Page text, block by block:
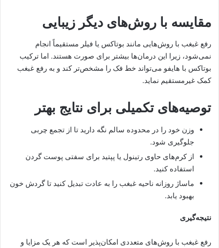
مقایسه با روش‌های دیگر زیبایی
رفع غبغب با روش‌هایی مانند بوتاکس یا فیلر مستقیماً انجام
نمی‌شود، زیرا این درمان‌ها بیشتر برای صورت هستند. اما ترکیب
بوتاکس با هایفو می‌تواند خط فک را مشخص‌تر کند و به رفع غبغب
کمک غیرمستقیم نماید.
توصیه‌های تکمیلی برای نتایج بهتر
وزن خود را در محدوده سالم نگه دارید تا از تجمع چربی
جلوگیری شود.
از کرم‌های حاوی رتینول یا پپتید برای سفتی پوست گردن
استفاده کنید.
ماساژ روزانه ناحیه غبغب را به عادت تبدیل کنید تا گردش خون
بهبود یابد.
نتیجه‌گیری
رفع غبغب با روش‌های متعددی امکان‌پذیر است که هر یک مزایا و